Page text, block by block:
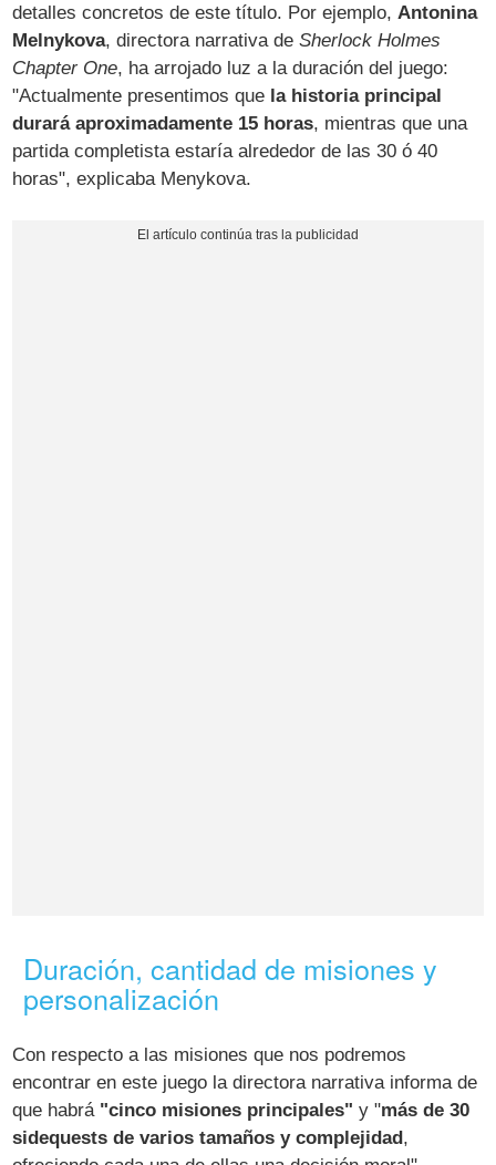
detalles concretos de este título. Por ejemplo,Antonina
Melnykova, directora narrativa deSherlock Holmes
Chapter One, ha arrojado luz a la duración del juego:
"Actualmente presentimos que la historia principal
durará aproximadamente 15 horas, mientras que una
partida completista estaría alrededor de las 30 ó 40
horas", explicaba Menykova.
Duración, cantidad de misiones y
personalización
Con respecto a las misiones que nos podremos
encontrar en este juego la directora narrativa informa de
que habrá "cinco misiones principales" y "más de 30
sidequests de varios tamaños y complejidad,